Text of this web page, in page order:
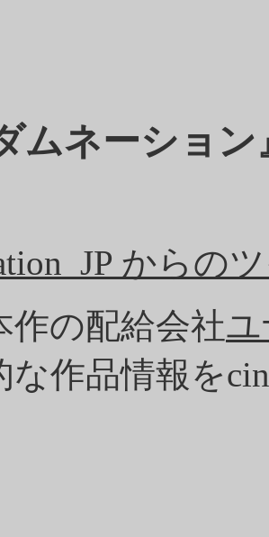
ムネーショ
からの
作の配給会社
な作品情報を